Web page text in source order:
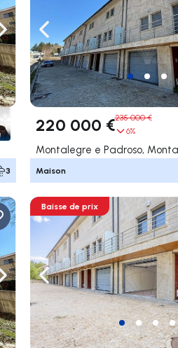
Naviguer vers la droite
3
Naviguer vers la gauche
220 000 €235 000 €
6%
Montalegre e Padroso,
Maison
Naviguer vers la droite
Naviguer vers la gauche
Baisse de prix